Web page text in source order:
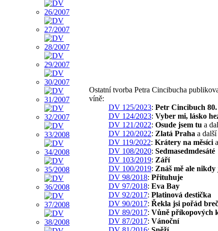
Ostatní tvorba Petra Cincibucha
víně:
DV 125/2023: Petr Cincibuch 80.
DV 124/2023: Vyber mi, lásko
DV 121/2022: Osude jsem tu a
DV 120/2022: Zlatá Praha a další
DV 119/2022: Krátery na měsíci
DV 108/2020: Sedmasedmdesáté
DV 103/2019: Září
DV 100/2019: Znáš mě ale nikdy
DV 98/2018: Přituhuje
DV 97/2018: Eva Bay
DV 92/2017: Platinová destička
DV 90/2017: Řekla jsi pořád
DV 89/2017: Vůně příkopových
DV 87/2017: Vánoční